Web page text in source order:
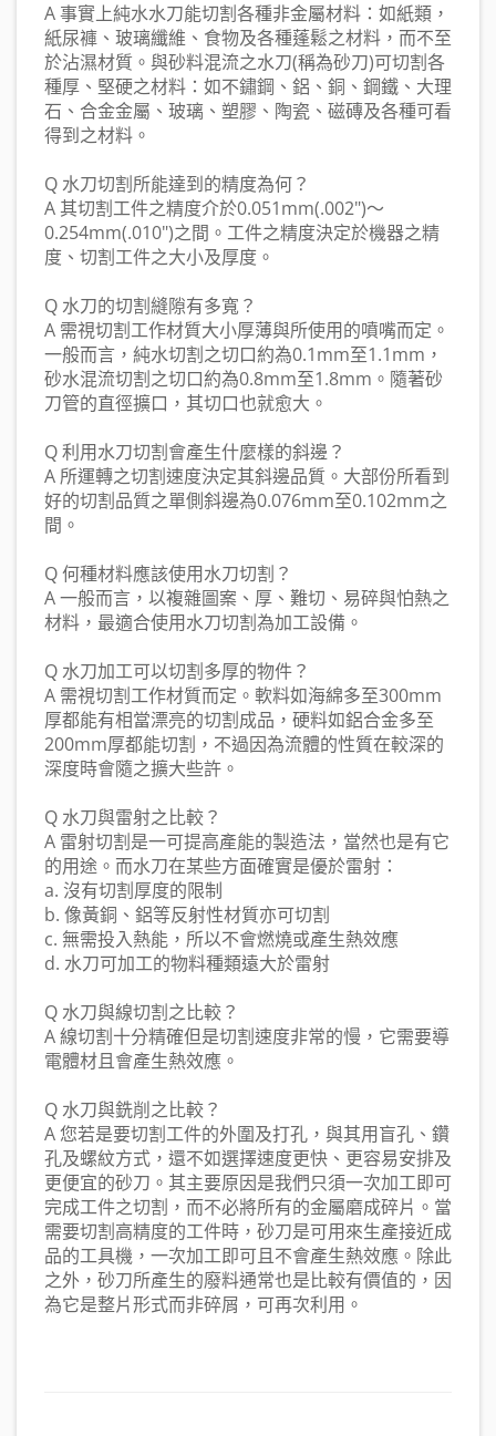
A 事實上純水水刀能切割各種非金屬材料：如紙類，
紙尿褲、玻璃纖維、食物及各種蓬鬆之材料，而不至
於沾濕材質。與砂料混流之水刀(稱為砂刀)可切割各
種厚、堅硬之材料：如不鏽鋼、鋁、銅、鋼鐵、大理
石、合金金屬、玻璃、塑膠、陶瓷、磁磚及各種可看
得到之材料。
Q 水刀切割所能達到的精度為何？
A 其切割工件之精度介於0.051mm(.002")～
0.254mm(.010")之間。工件之精度決定於機器之精
度、切割工件之大小及厚度。
Q 水刀的切割縫隙有多寬？
A 需視切割工作材質大小厚薄與所使用的噴嘴而定。
一般而言，純水切割之切口約為0.1mm至1.1mm，
砂水混流切割之切口約為0.8mm至1.8mm。隨著砂
刀管的直徑擴口，其切口也就愈大。
Q 利用水刀切割會產生什麼樣的斜邊？
A 所運轉之切割速度決定其斜邊品質。大部份所看到
好的切割品質之單側斜邊為0.076mm至0.102mm之
間。
Q 何種材料應該使用水刀切割？
A 一般而言，以複雜圖案、厚、難切、易碎與怕熱之
材料，最適合使用水刀切割為加工設備。
Q 水刀加工可以切割多厚的物件？
A 需視切割工作材質而定。軟料如海綿多至300mm
厚都能有相當漂亮的切割成品，硬料如鋁合金多至
200mm厚都能切割，不過因為流體的性質在較深的
深度時會隨之擴大些許。
Q 水刀與雷射之比較？
A 雷射切割是一可提高產能的製造法，當然也是有它
的用途。而水刀在某些方面確實是優於雷射：
a. 沒有切割厚度的限制
b. 像黃銅、鋁等反射性材質亦可切割
c. 無需投入熱能，所以不會燃燒或產生熱效應
d. 水刀可加工的物料種類遠大於雷射
Q 水刀與線切割之比較？
A 線切割十分精確但是切割速度非常的慢，它需要導
電體材且會產生熱效應。
Q 水刀與銑削之比較？
A 您若是要切割工件的外圍及打孔，與其用盲孔、鑽
孔及螺紋方式，還不如選擇速度更快、更容易安排及
更便宜的砂刀。其主要原因是我們只須一次加工即可
完成工件之切割，而不必將所有的金屬磨成碎片。當
需要切割高精度的工件時，砂刀是可用來生產接近成
品的工具機，一次加工即可且不會產生熱效應。除此
之外，砂刀所產生的廢料通常也是比較有價值的，因
為它是整片形式而非碎屑，可再次利用。